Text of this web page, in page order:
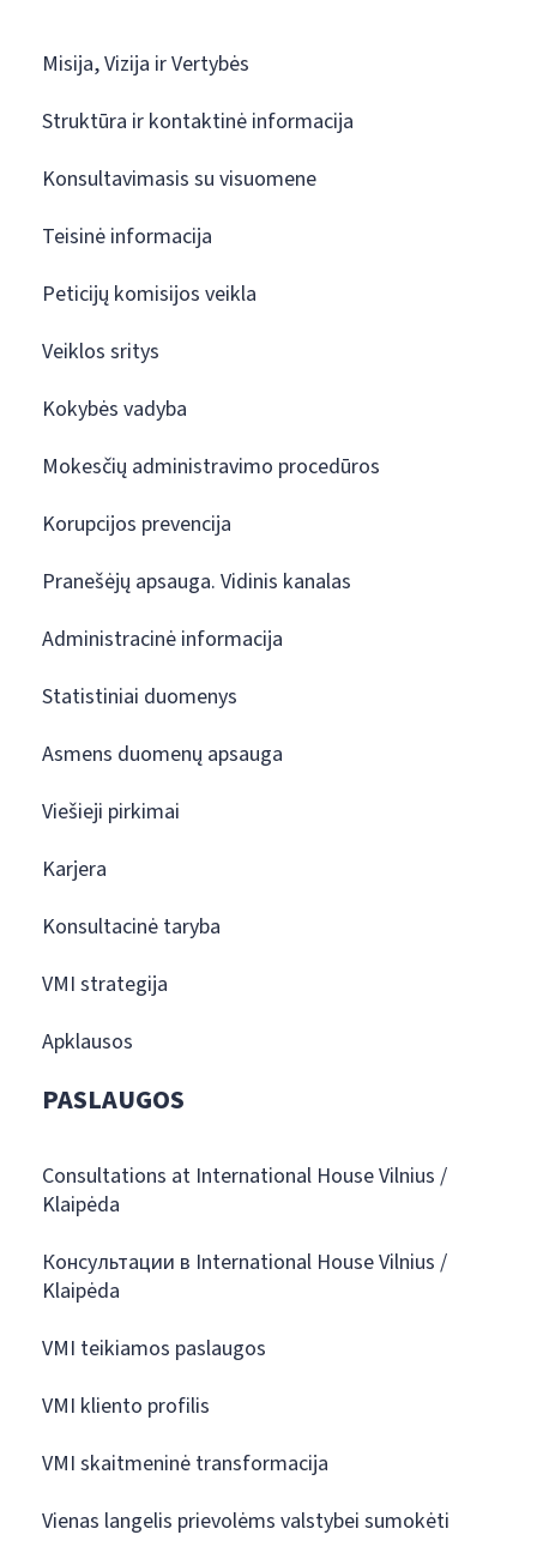
Misija, Vizija ir Vertybės
Struktūra ir kontaktinė informacija
Konsultavimasis su visuomene
Teisinė informacija
Peticijų komisijos veikla
Veiklos sritys
Kokybės vadyba
Mokesčių administravimo procedūros
Korupcijos prevencija
Pranešėjų apsauga. Vidinis kanalas
Administracinė informacija
Statistiniai duomenys
Asmens duomenų apsauga
Viešieji pirkimai
Karjera
Konsultacinė taryba
VMI strategija
Apklausos
PASLAUGOS
Consultations at International House Vilnius /
Klaipėda
Консультации в International House Vilnius /
Klaipėda
VMI teikiamos paslaugos
VMI kliento profilis
VMI skaitmeninė transformacija
Vienas langelis prievolėms valstybei sumokėti